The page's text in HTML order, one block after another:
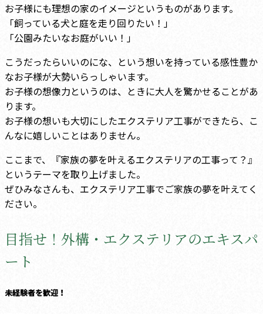
お子様にも理想の家のイメージというものがあります。
「飼っている犬と庭を走り回りたい！」
「公園みたいなお庭がいい！」
こうだったらいいのにな、という想いを持っている感性豊か
なお子様が大勢いらっしゃいます。
お子様の想像力というのは、ときに大人を驚かせることがあ
ります。
お子様の想いも大切にしたエクステリア工事ができたら、こ
んなに嬉しいことはありません。
ここまで、『家族の夢を叶えるエクステリアの工事って？』
というテーマを取り上げました。
ぜひみなさんも、エクステリア工事でご家族の夢を叶えてく
ださい。
目指せ！外構・エクステリアのエキスパ
ート
未経験者を歓迎！